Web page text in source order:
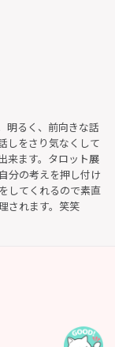
明るく、前向きな話
しをさり気なくして
来ます。タロット展
分の考えを押し付け
してくれるので素直
されます。笑笑